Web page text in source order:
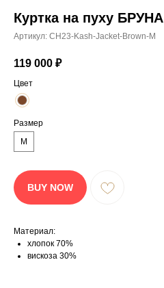
Куртка на пуху БРУНА
Артикул: CH23-Kash-Jacket-Brown-M
119 000 ₽
Цвет
Размер
М
BUY NOW
Материал:
хлопок 70%
вискоза 30%